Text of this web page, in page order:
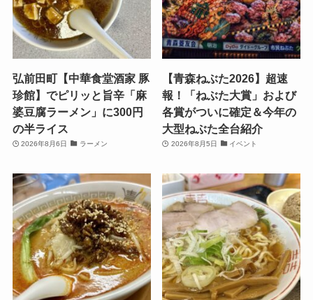
弘前田町【中華食堂酒家 豚
珍館】でピリッと旨辛「麻
婆豆腐ラーメン」に300円
の半ライス
2026年8月6日 ラーメン
【青森ねぶた2026】超速
報！「ねぶた大賞」および
各賞がついに確定＆今年の
大型ねぶた全台紹介
2026年8月5日 イベント